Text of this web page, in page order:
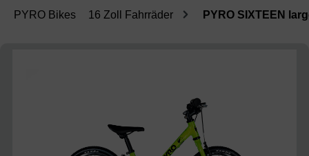
PYRO Bikes 16 Zoll Fahrräder PYRO SIXTEEN